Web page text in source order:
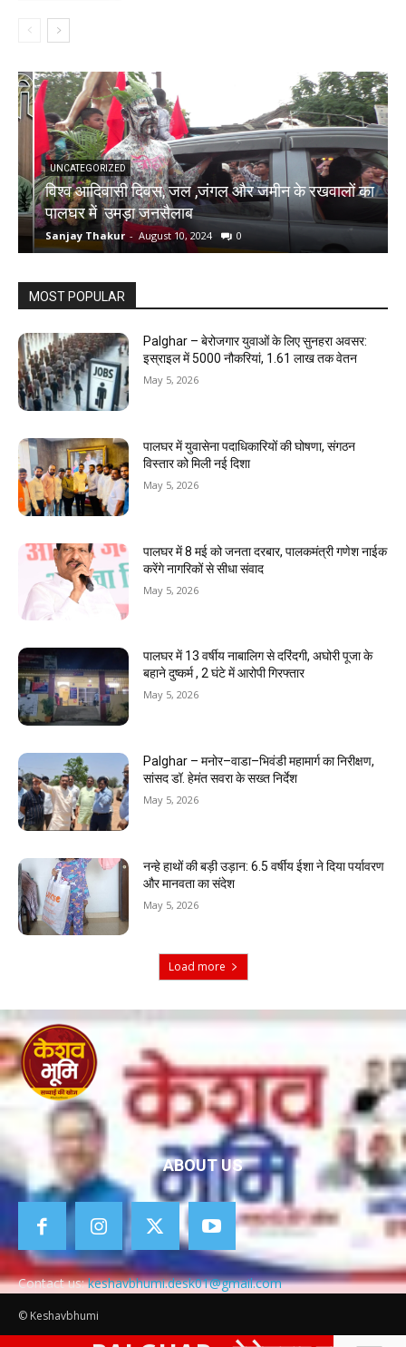
UNCATEGORIZED
विश्व आदिवासी दिवस, जल ,जंगल और जमीन के रखवालों का
पालघर में उमड़ा जनसैलाब
Sanjay Thakur - August 10, 2024 0
MOST POPULAR
Palghar – बेरोजगार युवाओं के लिए सुनहरा अवसर:
इस्राइल में 5000 नौकरियां, ₹1.61 लाख तक वेतन
May 5, 2026
पालघर में युवासेना पदाधिकारियों की घोषणा, संगठन
विस्तार को मिली नई दिशा
May 5, 2026
पालघर में 8 मई को जनता दरबार, पालकमंत्री गणेश नाईक
करेंगे नागरिकों से सीधा संवाद
May 5, 2026
पालघर में 13 वर्षीय नाबालिग से दरिंदगी, अघोरी पूजा के
बहाने दुष्कर्म , 2 घंटे में आरोपी गिरफ्तार
May 5, 2026
Palghar – मनोर–वाडा–भिवंडी महामार्ग का निरीक्षण,
सांसद डॉ. हेमंत सवरा के सख्त निर्देश
May 5, 2026
नन्हे हाथों की बड़ी उड़ान: 6.5 वर्षीय ईशा ने दिया पर्यावरण
और मानवता का संदेश
May 5, 2026
Load more
ABOUT US
Contact us:keshavbhumi.desk01@gmail.com
© Keshavbhumi